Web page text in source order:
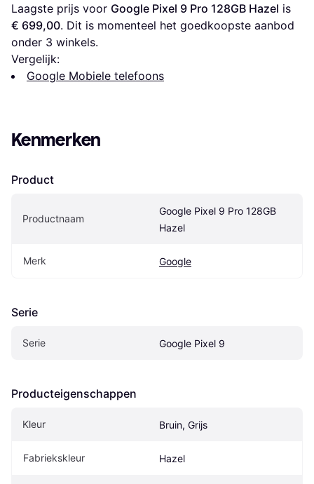
Laagste prijs voor Google Pixel 9 Pro 128GB Hazel
€ 699,00. Dit is momenteel het goedkoopste aanbod
onder 3 winkels.
Vergelijk:
Google Mobiele telefoons
Kenmerken
Product
Productnaam
Google Pixel 9 Pro 128GB
Hazel
Merk Google
Serie
Serie Google Pixel 9
Producteigenschappen
Kleur Bruin, Grijs
Fabriekskleur Hazel